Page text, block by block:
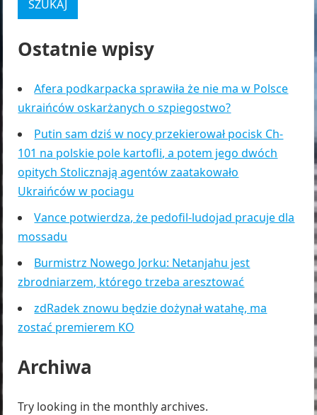
Ostatnie wpisy
Afera podkarpacka sprawiła że nie ma w Polsce
ukraińców oskarżanych o szpiegostwo?
Putin sam dziś w nocy przekierował pocisk Ch-
101 na polskie pole kartofli, a potem jego dwóch
opitych Stolicznają agentów zaatakowało
Ukraińców w pociagu
Vance potwierdza, że pedofil-ludojad pracuje dla
mossadu
Burmistrz Nowego Jorku: Netanjahu jest
zbrodniarzem, którego trzeba aresztować
zdRadek znowu będzie dożynał watahę, ma
zostać premierem KO
Archiwa
Try looking in the monthly archives.